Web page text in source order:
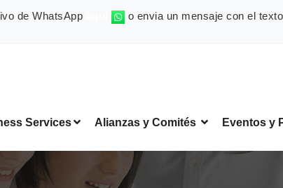
de WhatsApp aquí o envia un mensaje con el
Services Alianzas y Comités Eventos y